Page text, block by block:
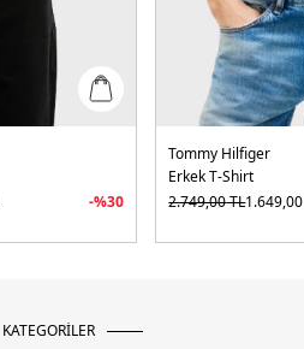
-%30
Tommy Hilfiger
Erkek T-Shirt
2.749,00TL1.649,00
KATEGORİLER